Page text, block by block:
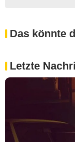
Das könnte
Letzte